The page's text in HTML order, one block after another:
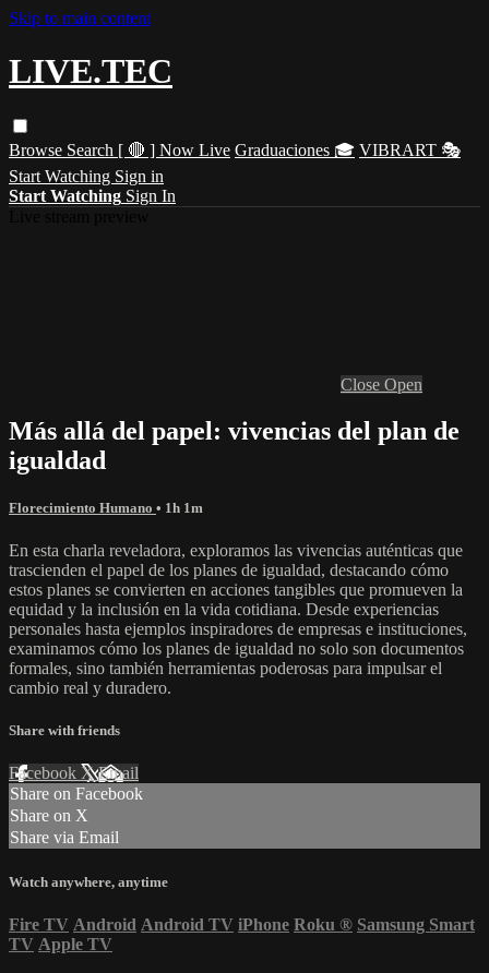
Skip to main content
LIVE.TEC
Browse Search [ 🔴 ] Now Live Graduaciones 🎓 VIBRART 🎭
Start Watching Sign in
Start Watching Sign In
Close Open
Más allá del papel: vivencias del plan de
igualdad
Florecimiento Humano • 1h 1m
En esta charla reveladora, exploramos las vivencias auténticas que
trascienden el papel de los planes de igualdad, destacando cómo
estos planes se convierten en acciones tangibles que promueven la
equidad y la inclusión en la vida cotidiana. Desde experiencias
personales hasta ejemplos inspiradores de empresas e instituciones,
examinamos cómo los planes de igualdad no solo son documentos
formales, sino también herramientas poderosas para impulsar el
cambio real y duradero.
Share with friends
Facebook XEmail
Share on Facebook
Share on X
Share via Email
Watch anywhere, anytime
Fire TV Android Android TV iPhone Roku ® Samsung Smart
TV Apple TV